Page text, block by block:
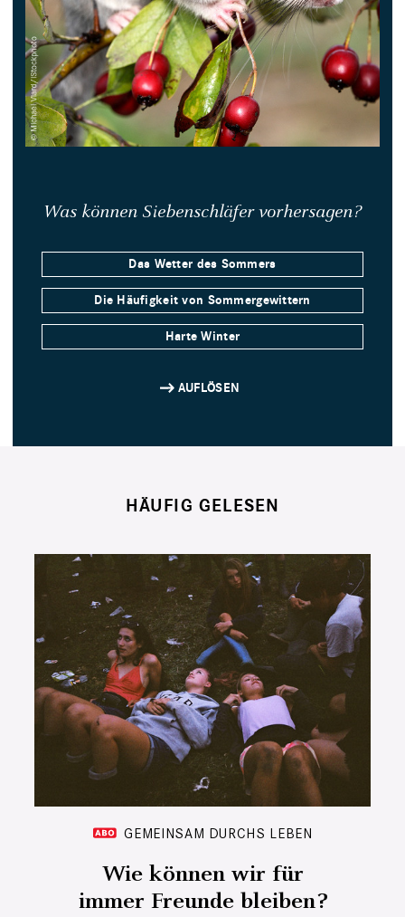
Was können Siebenschläfer vorhersagen?
Das Wetter des Sommers
Die Häufigkeit von Sommergewittern
Harte Winter
HÄUFIG GELESEN
GEMEINSAM DURCHS LEBEN
Wie können wir für
immer Freunde bleiben?